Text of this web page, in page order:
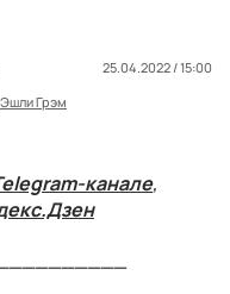
25.04.2022 / 15:00
Эшли Грэм
канале,